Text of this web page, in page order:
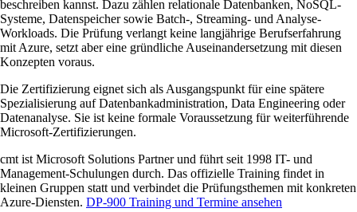
beschreiben kannst. Dazu zählen relationale Datenbanken, NoSQL-
Systeme, Datenspeicher sowie Batch-, Streaming- und Analyse-
Workloads. Die Prüfung verlangt keine langjährige Berufserfahrung
mit Azure, setzt aber eine gründliche Auseinandersetzung mit diesen
Konzepten voraus.
Die Zertifizierung eignet sich als Ausgangspunkt für eine spätere
Spezialisierung auf Datenbankadministration, Data Engineering oder
Datenanalyse. Sie ist keine formale Voraussetzung für weiterführende
Microsoft-Zertifizierungen.
cmt ist Microsoft Solutions Partner und führt seit 1998 IT- und
Management-Schulungen durch. Das offizielle Training findet in
kleinen Gruppen statt und verbindet die Prüfungsthemen mit konkreten
Azure-Diensten. DP-900 Training und Termine ansehen